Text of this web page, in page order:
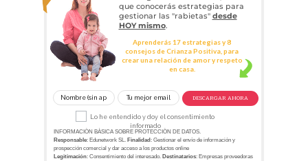
que conocerás estrategias para
gestionar las "rabietas" desde
HOY mismo.
Aprenderás 17 estrategias y 8
consejos de Crianza Positiva, para
crear una relación de amor y respeto
en casa.
INFORMACIÓN BÁSICA SOBRE PROTECCIÓN DE DATOS.
Responsable: Edunetwork SL. Finalidad : Gestionar el envío de información y
prospección comercial y dar acceso a los productos online
Legitimación: Consentimiento del interesado. Destinatarios: Empresas proveedoras
Lo he entendido y doy el consentimiento
informado
DESCARGAR AHORA